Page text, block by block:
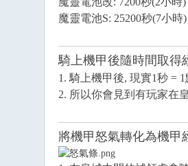
魔靈電池S: 25200秒(7小時
騎上機甲後隨時間取得
1. 騎上機甲後, 現實1秒 =
2. 所以你會見到有玩家在
將機甲怒氣轉化為機甲